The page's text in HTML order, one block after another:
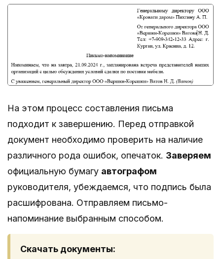
На этом процесс составления письма
подходит к завершению. Перед отправкой
документ необходимо проверить на наличие
различного рода ошибок, опечаток. Заверяем
официальную бумагу автографом
руководителя, убеждаемся, что подпись была
расшифрована. Отправляем письмо-
напоминание выбранным способом.
Скачать документы: